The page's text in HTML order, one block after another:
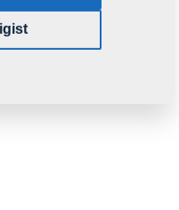
masinatele: